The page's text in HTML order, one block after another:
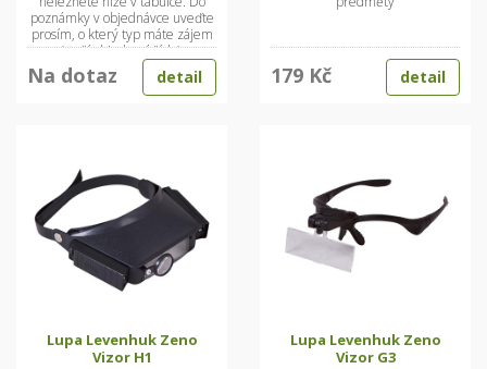
poznámky v objednávce uveďte
prosím, o který typ máte zájem
(stačí objednací číslo).
detail
Na dotaz detail
179 Kč
Lupa Levenhuk Zeno
Vizor H1
Lupa Levenhuk Zeno
Vizor G3